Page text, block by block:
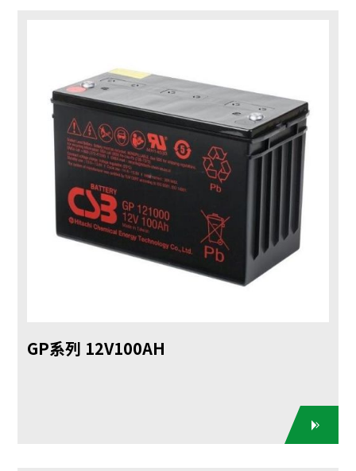
GP系列 12V100AH